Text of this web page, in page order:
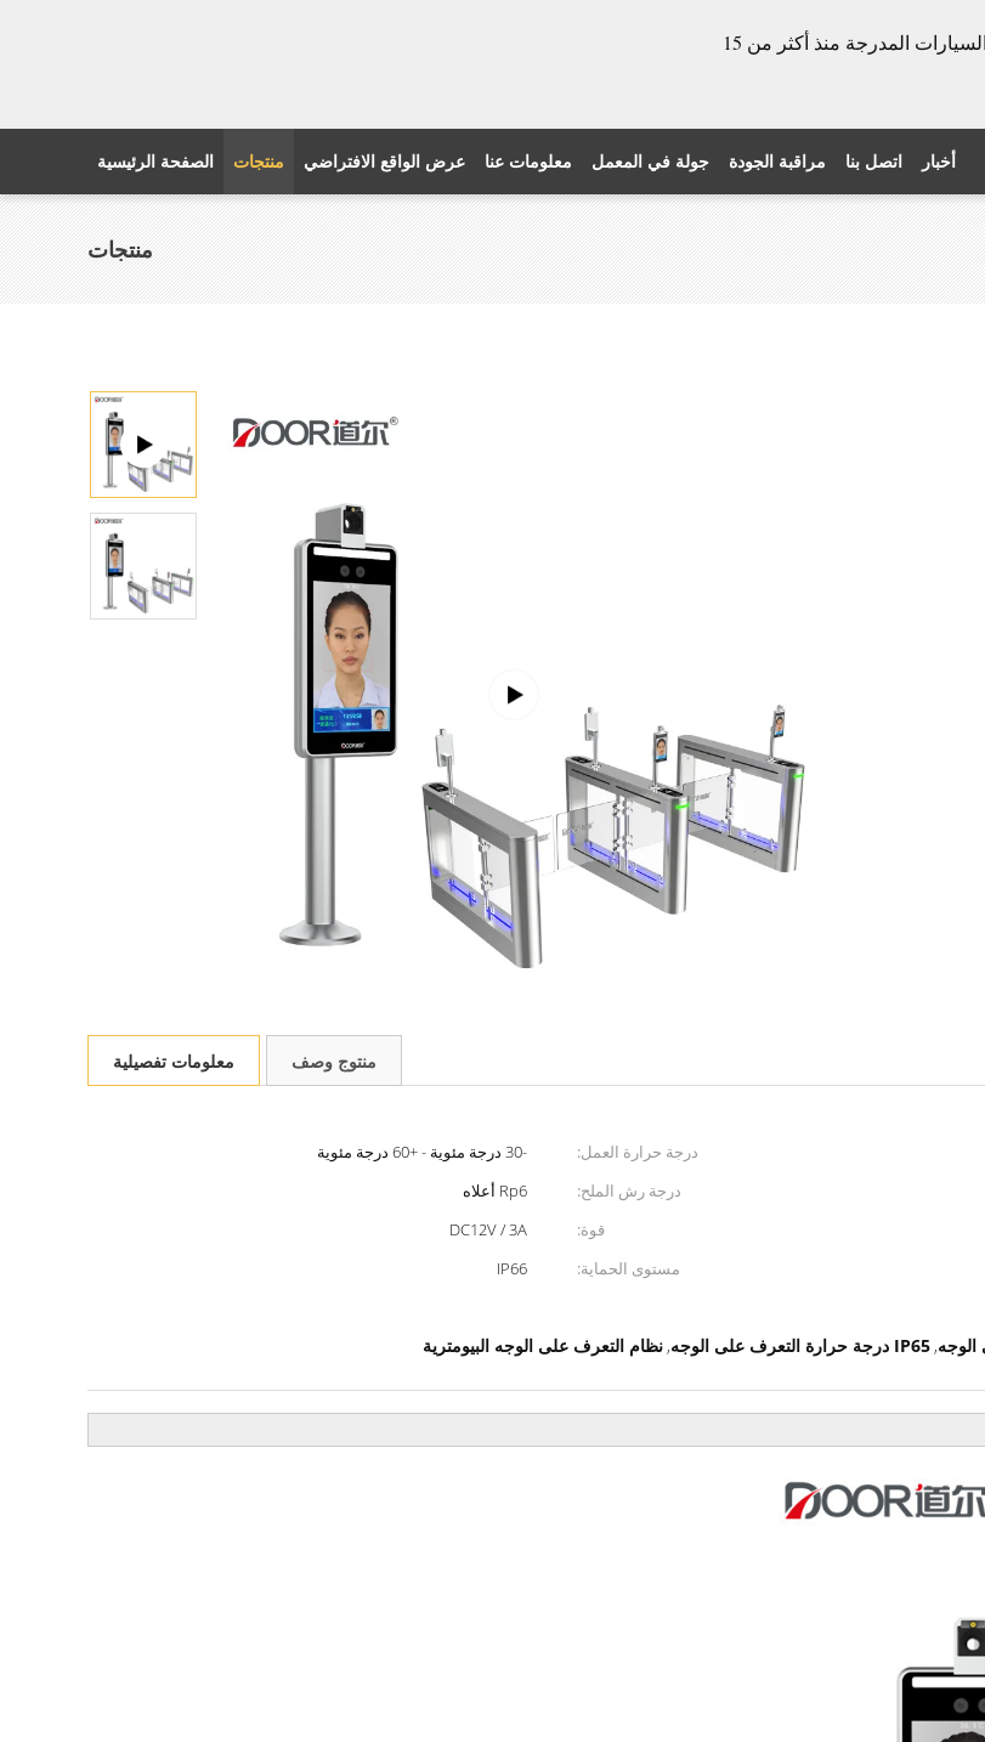
الشركة المصنعة للأبواب الدوارة وأجهزة وقوف السيارات المدرجة منذ أكثر من 15
الصفحة الرئيسية منتجات عرض الواقع الافتراضي معلومات عنا جولة في المعمل مراقبة الجودة اتصل بنا أخبار
منتجات
معلومات تفصيلية منتوج وصف
درجة حرارة العمل:
-30 درجة مئوية - +60 درجة مئوية
درجة رش الملح:
Rp6 أعلاه
قوة:
DC12V / 3A
مستوى الحماية:
IP66
, IP65 درجة حرارة التعرف على الوجه , نظام التعرف على الوجه البيومترية